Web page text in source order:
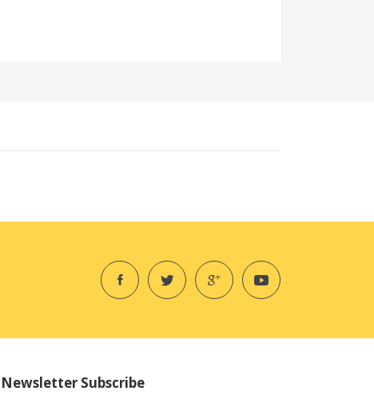
Newsletter Subscribe